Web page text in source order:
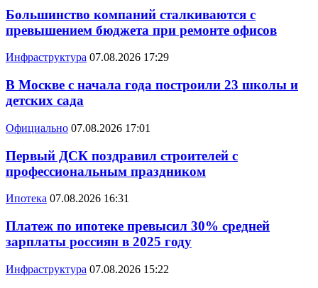
Большинство компаний сталкиваются с
превышением бюджета при ремонте офисов
Инфраструктура 07.08.2026 17:29
В Москве с начала года построили 23 школы и
детских сада
Официально 07.08.2026 17:01
Первый ДСК поздравил строителей с
профессиональным праздником
Ипотека 07.08.2026 16:31
Платеж по ипотеке превысил 30% средней
зарплаты россиян в 2025 году
Инфраструктура 07.08.2026 15:22